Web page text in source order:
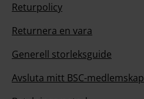
Returpolicy
Returnera en vara
Generell storleksguide
Avsluta mitt BSC-medlemskap